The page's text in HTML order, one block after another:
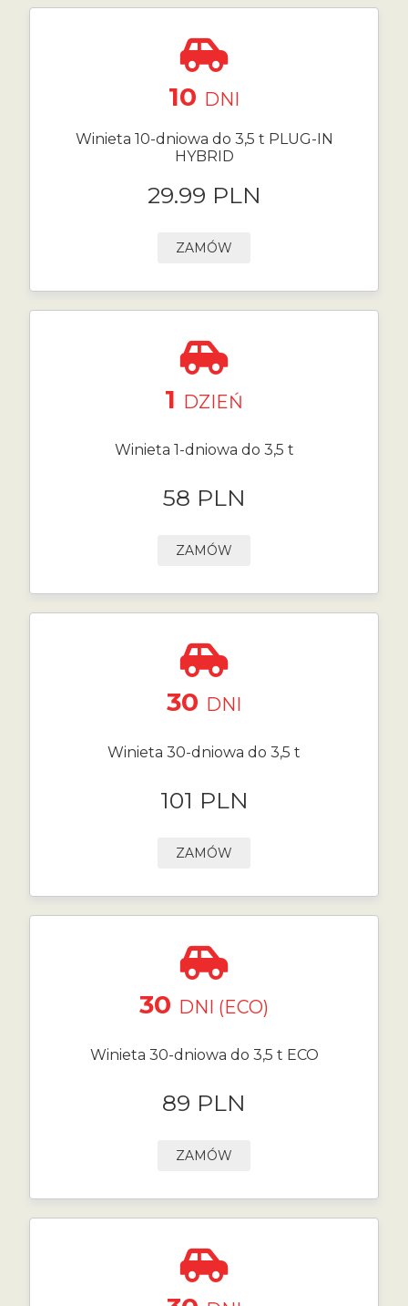
10 DNI
Winieta 10-dniowa do 3,5 t PLUG-IN
HYBRID
29.99 PLN
ZAMÓW
1 DZIEŃ
Winieta 1-dniowa do 3,5 t
58 PLN
ZAMÓW
30 DNI
Winieta 30-dniowa do 3,5 t
101 PLN
ZAMÓW
30 DNI (ECO)
Winieta 30-dniowa do 3,5 t ECO
89 PLN
ZAMÓW